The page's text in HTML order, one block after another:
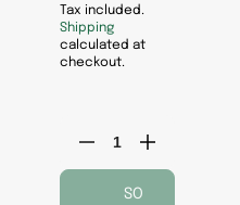
Tax included.
Shipping
calculated at
checkout.
Decrease
quantity
Increase
quantity
SO